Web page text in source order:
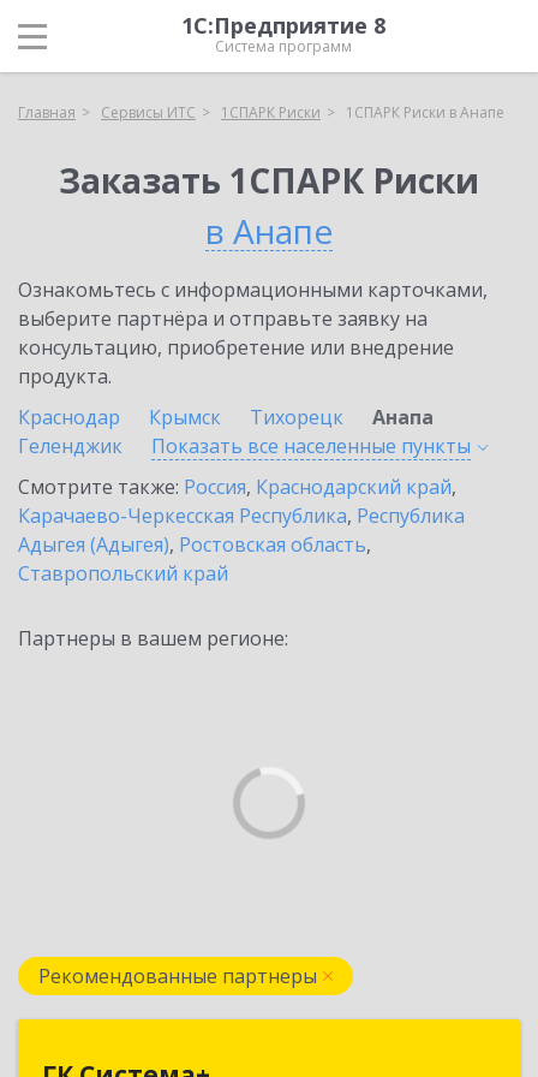
1С:Предприятие 8
Система программ
Главная Сервисы ИТС 1СПАРК Риски 1СПАРК Риски в Анапе
Заказать 1СПАРК Риски
в Анапе
Ознакомьтесь с информационными карточками,
выберите партнёра и отправьте заявку на
консультацию, приобретение или внедрение
продукта.
Краснодар
Крымск Тихорецк
Анапа
Геленджик
Показать все населенные пункты
Смотрите также: Россия, Краснодарский край,
Карачаево-Черкесская Республика, Республика
Адыгея (Адыгея), Ростовская область,
Ставропольский край
Партнеры в вашем регионе:
Рекомендованные партнеры